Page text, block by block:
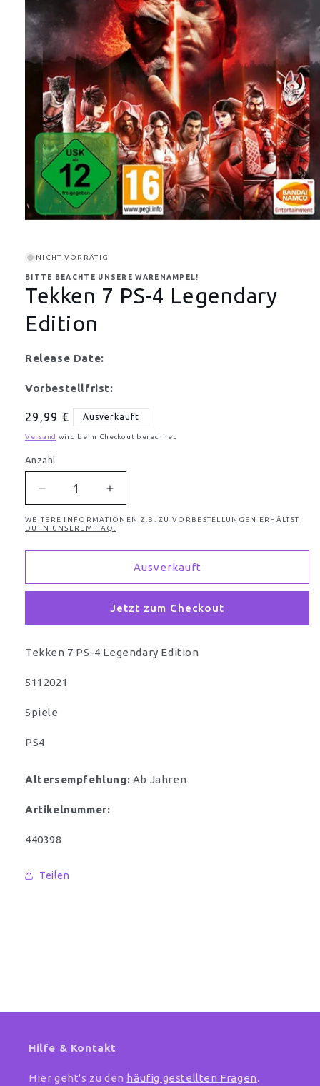
Modal
NICHT VORRÄTIG
BITTE BEACHTE UNSERE WARENAMPEL!
Tekken 7 PS-4 Legendary
Edition
Release Date:
Vorbestellfrist:
Normaler
Preis
29,99 € Ausverkauft
Versand wird beim Checkout berechnet
Anzahl
Anzahl
Verringere
die
Menge
Tekken
PS-
Edition
Erhöhe
die
Menge
Tekken
PS-
Legendary
Edition
WEITERE INFORMATIONEN Z.B. ZU VORBESTELLUNGEN ERHÄLTST
DU IN UNSEREM FAQ.
Ausverkauft
Jetzt zum Checkout
Tekken 7 PS-4 Legendary Edition
5112021
Spiele
PS4
Altersempfehlung: Ab Jahren
Artikelnummer:
SKU:
440398
Teilen
Hilfe & Kontakt
Hier geht's zu den häufig gestellten Fragen.